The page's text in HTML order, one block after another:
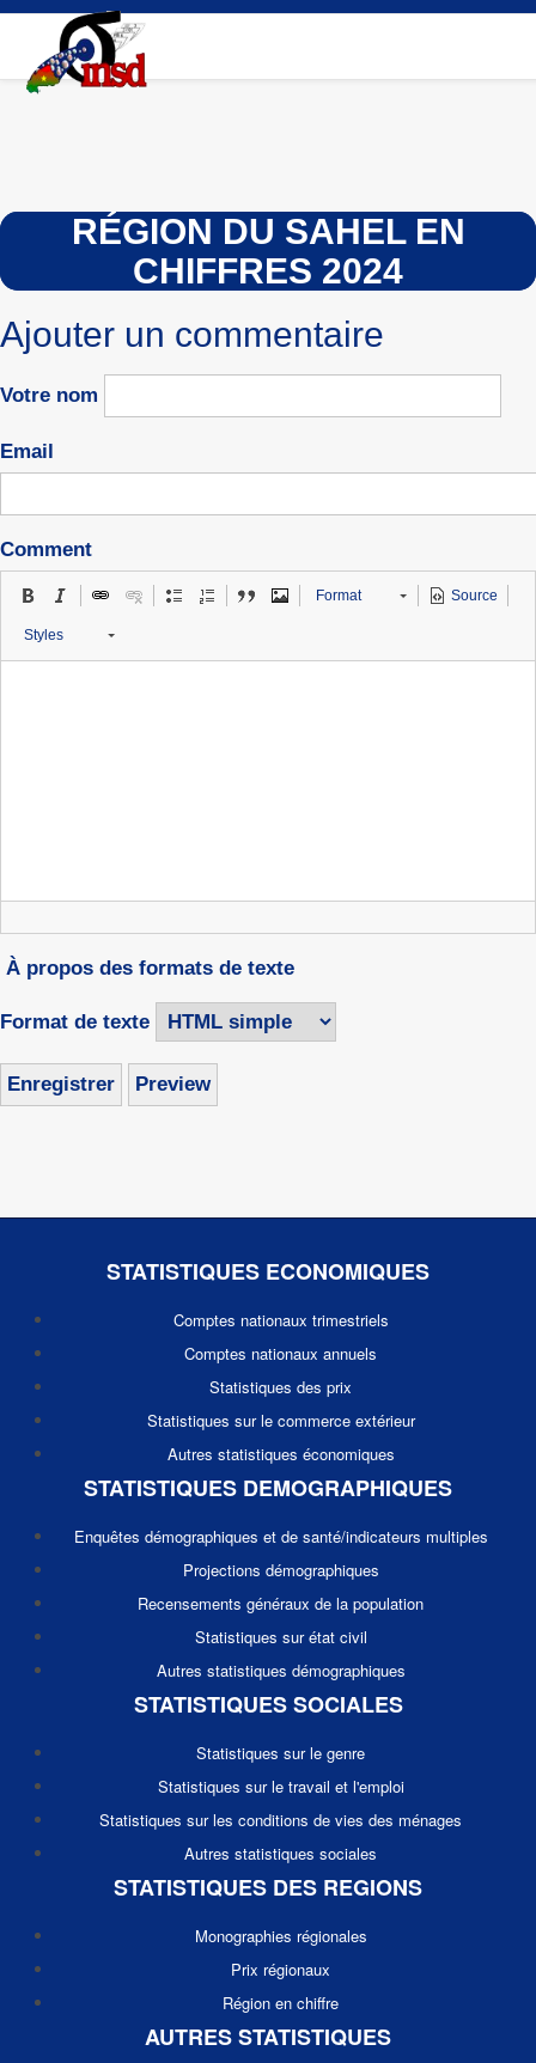
Aller
contenu
principal
RÉGION DU SAHEL EN
CHIFFRES 2024
Ajouter un commentaire
Votre nom
Email
Comment
Format Source
Styles
À propos des formats de texte
Format de texte
STATISTIQUES ECONOMIQUES
Comptes nationaux trimestriels
Comptes nationaux annuels
Statistiques des prix
Statistiques sur le commerce extérieur
Autres statistiques économiques
STATISTIQUES DEMOGRAPHIQUES
Enquêtes démographiques et de santé/indicateurs multiples
Projections démographiques
Recensements généraux de la population
Statistiques sur état civil
Autres statistiques démographiques
STATISTIQUES SOCIALES
Statistiques sur le genre
Statistiques sur le travail et l'emploi
Statistiques sur les conditions de vies des ménages
Autres statistiques sociales
STATISTIQUES DES REGIONS
Monographies régionales
Prix régionaux
Région en chiffre
AUTRES STATISTIQUES